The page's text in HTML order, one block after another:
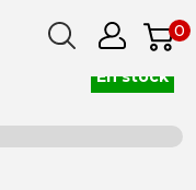
0
En stock